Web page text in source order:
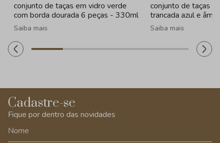
conjunto de taças em vidro verde
com borda dourada 6 peças - 330ml
Saiba mais
conjunto de taças
trancada azul e
320ml
Saiba mais
Cadastre-se
Fique por dentro das novidades